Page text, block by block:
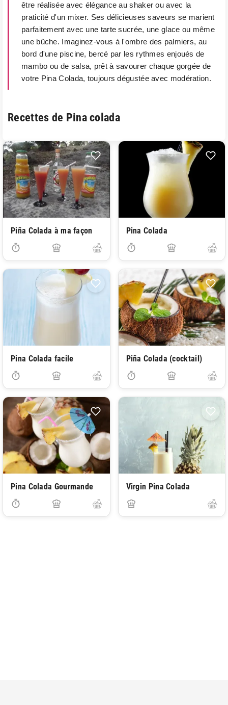
être réalisée avec élégance au shaker ou avec la
praticité d'un mixer. Ses délicieuses saveurs se marient
parfaitement avec une tarte sucrée, une glace ou même
une bûche. Imaginez-vous à l'ombre des palmiers, au
bord d'une piscine, bercé par les rythmes enjoués de
mambo ou de salsa, prêt à savourer chaque gorgée de
votre Pina Colada, toujours dégustée avec modération.
Recettes de Pina colada
Piña Colada à ma façon Pina Colada
Pina Colada facile Piña Colada (cocktail)
Pina Colada Gourmande Virgin Pina Colada